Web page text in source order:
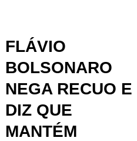
FLÁVIO
BOLSONARO
NEGA RECUO E
DIZ QUE
MANTÉM